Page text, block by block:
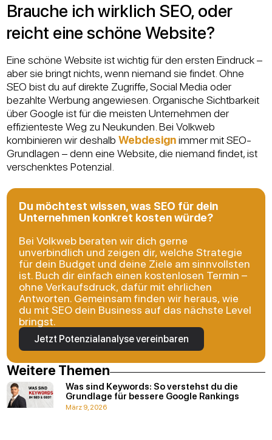
Brauche ich wirklich SEO, oder
reicht eine schöne Website?
Eine schöne Website ist wichtig für den ersten Eindruck –
aber sie bringt nichts, wenn niemand sie findet. Ohne
SEO bist du auf direkte Zugriffe, Social Media oder
bezahlte Werbung angewiesen. Organische Sichtbarkeit
über Google ist für die meisten Unternehmen der
effizienteste Weg zu Neukunden. Bei Volkweb
kombinieren wir deshalbWebdesignimmer mit SEO-
Grundlagen – denn eine Website, die niemand findet, ist
verschenktes Potenzial.
Du möchtest wissen, was SEO für dein
Unternehmen konkret kosten würde?
Bei Volkweb beraten wir dich gerne
unverbindlich und zeigen dir, welche Strategie
für dein Budget und deine Ziele am sinnvollsten
ist. Buch dir einfach einen kostenlosen Termin –
ohne Verkaufsdruck, dafür mit ehrlichen
Antworten. Gemeinsam finden wir heraus, wie
du mit SEO dein Business auf das nächste Level
bringst.
Jetzt Potenzialanalyse vereinbaren
Weitere Themen
Was sind Keywords: So verstehst du die
Grundlage für bessere Google Rankings
März 9, 2026